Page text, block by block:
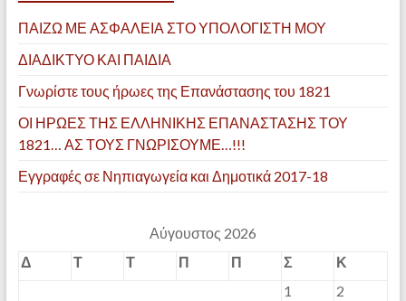
ΠΑΙΖΩ ΜΕ ΑΣΦΑΛΕΙΑ ΣΤΟ ΥΠΟΛΟΓΙΣΤΗ ΜΟΥ
ΔΙΑΔΙΚΤΥΟ ΚΑΙ ΠΑΙΔΙΑ
Γνωρίστε τους ήρωες της Επανάστασης του 1821
ΟΙ ΗΡΩΕΣ ΤΗΣ ΕΛΛΗΝΙΚΗΣ ΕΠΑΝΑΣΤΑΣΗΣ ΤΟΥ
1821… ΑΣ ΤΟΥΣ ΓΝΩΡΙΣΟΥΜΕ…!!!
Εγγραφές σε Νηπιαγωγεία και Δημοτικά 2017-18
Αύγουστος 2026
Δ
Τ Τ Π Π Σ Κ
1
2